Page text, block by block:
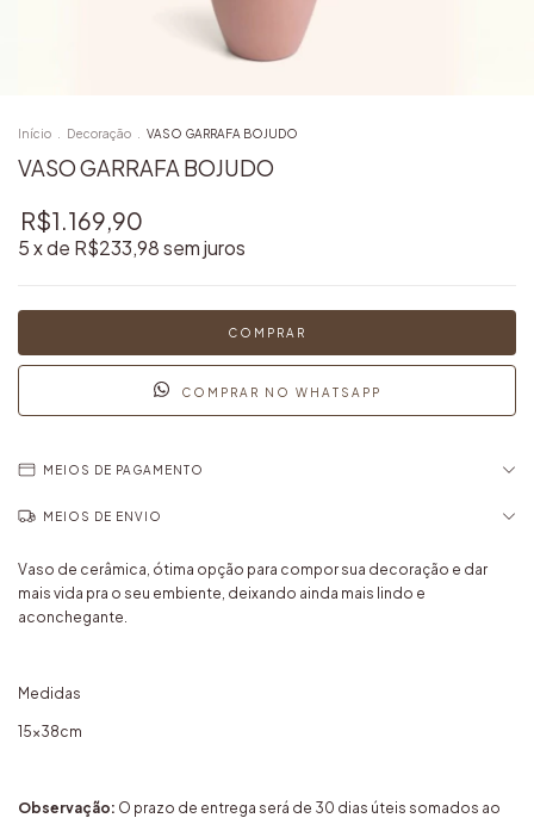
Início Decoração VASO GARRAFA BOJUDO
VASO GARRAFA BOJUDO
R$1.169,90
5x de R$233,98sem juros
COMPRAR NO WHATSAPP
MEIOS DE PAGAMENTO
MEIOS DE ENVIO
Vaso de cerâmica, ótima opção para compor sua decoração e dar
mais vida pra o seu embiente, deixando ainda mais lindo e
aconchegante.
Medidas
15x38cm
Observação: O prazo de entrega será de 30 dias úteis somados ao